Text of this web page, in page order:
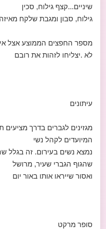
שיניים...קצף גילוח, סכין
גילוח, סבון ומגבת שלקח
לא .יצליחו לזהות את רובם
עיתונים
מגזינים לגברים בדרך מציעים
המיועדים לקהל נשי
נמצא נשים בעירום. זה בגלל
שהגוף הגברי שעיר, מרושל
ואסור שייראו אותו באור יום
סופר מרקט